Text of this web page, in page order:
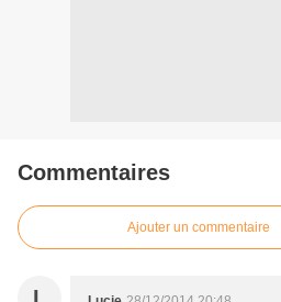
Commentaires
Ajouter un commentaire